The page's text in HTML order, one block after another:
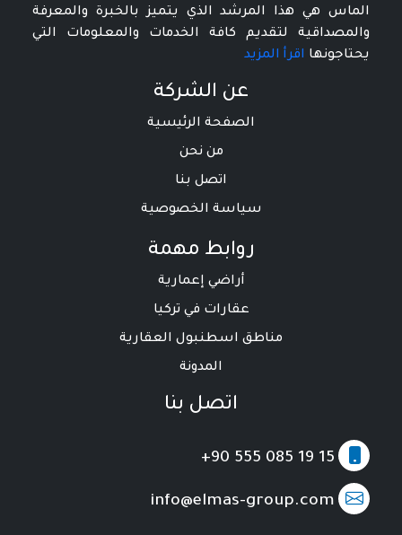
الماس هي هذا المرشد الذي يتميز بالخبرة والمعرفة
والمصداقية لتقديم كافة الخدمات والمعلومات التي
يحتاجونها اقرأ المزيد
عن الشركة
الصفحة الرئيسية
من نحن
اتصل بنا
سياسة الخصوصية
روابط مهمة
أراضي إعمارية
عقارات في تركيا
مناطق اسطنبول العقارية
المدونة
اتصل بنا
+90 555 085 19 15
info@elmas-group.com